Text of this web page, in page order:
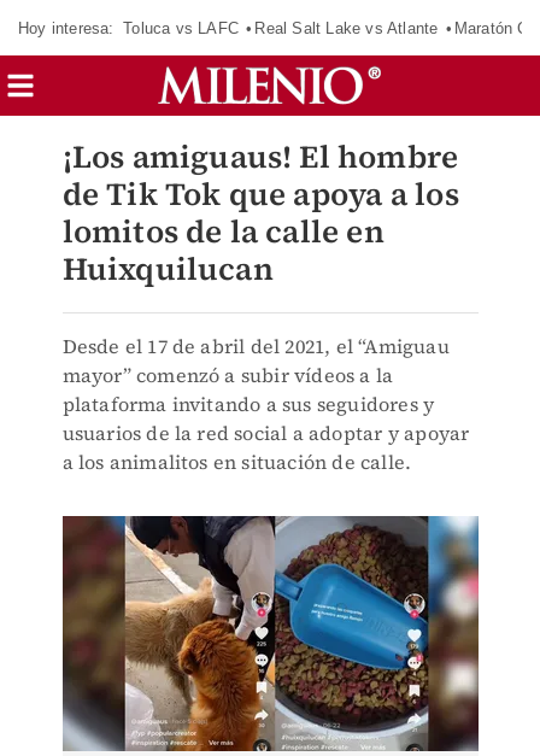
Hoy interesa: Toluca vs LAFC Real Salt Lake vs Atlante Maratón
¡Los amiguaus! El hombre
de Tik Tok que apoya a los
lomitos de la calle en
Huixquilucan
Desde el 17 de abril del 2021, el “Amiguau
mayor” comenzó a subir vídeos a la
plataforma invitando a sus seguidores y
usuarios de la red social a adoptar y apoyar
a los animalitos en situación de calle.